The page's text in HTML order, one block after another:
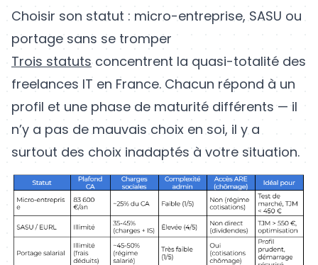
Choisir son statut : micro-entreprise, SASU ou
portage sans se tromper
Trois statuts concentrent la quasi-totalité des
freelances IT en France. Chacun répond à un
profil et une phase de maturité différents — il
n’y a pas de mauvais choix en soi, il y a
surtout des choix inadaptés à votre situation.